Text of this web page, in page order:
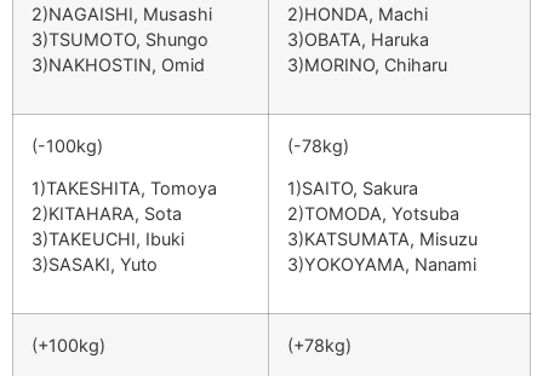
2)NAGAISHI, Musashi
3)TSUMOTO, Shungo
3)NAKHOSTIN, Omid
2)HONDA, Machi
3)OBATA, Haruka
3)MORINO, Chiharu
(-100kg)
1)TAKESHITA, Tomoya
2)KITAHARA, Sota
3)TAKEUCHI, Ibuki
3)SASAKI, Yuto
(-78kg)
1)SAITO, Sakura
2)TOMODA, Yotsuba
3)KATSUMATA, Misuzu
3)YOKOYAMA, Nanami
(+100kg) (+78kg)